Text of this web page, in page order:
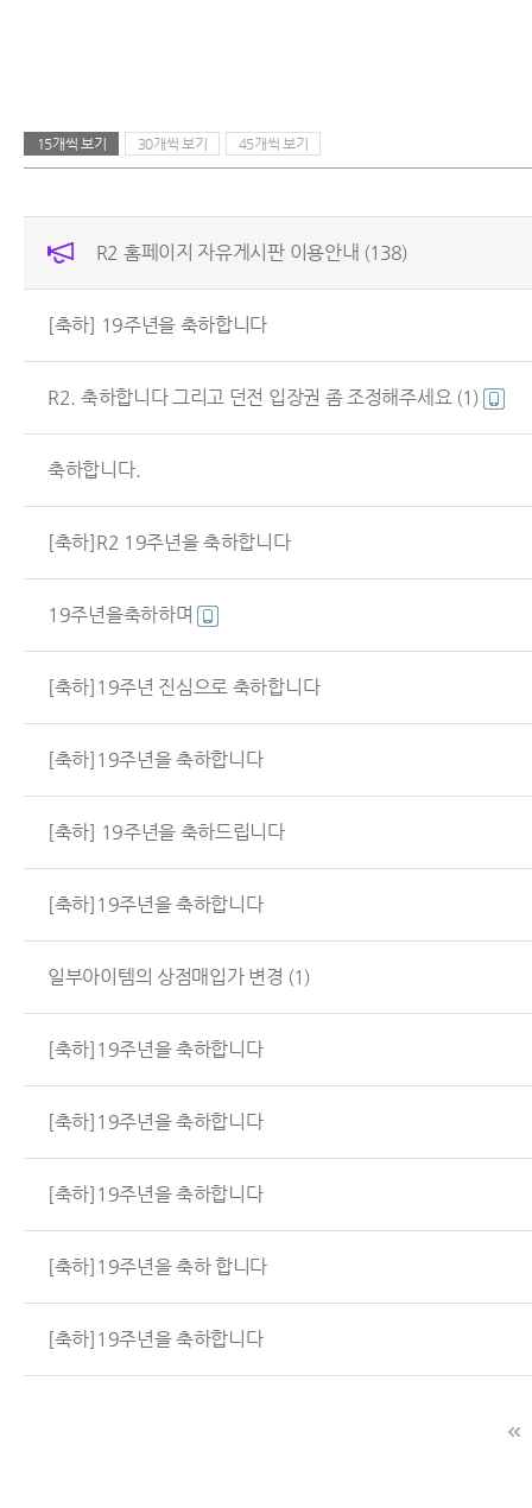
15개씩 보기 30개씩 보기 45개씩 보기
R2 홈페이지 자유게시판 이용안내 (138)
[축하] 19주년을 축하합니다
R2. 축하합니다 그리고 던전 입장권 좀 조정해주세요 (1)
축하합니다.
[축하]R2 19주년을 축하합니다
19주년을축하하며
[축하]19주년 진심으로 축하합니다
[축하]19주년을 축하합니다
[축하] 19주년을 축하드립니다
[축하]19주년을 축하합니다
일부아이템의 상점매입가 변경 (1)
[축하]19주년을 축하합니다
[축하]19주년을 축하합니다
[축하]19주년을 축하합니다
[축하]19주년을 축하 합니다
[축하]19주년을 축하합니다